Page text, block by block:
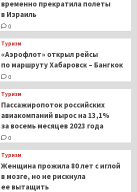
временно прекратила полеты
в Израиль
0
Туризм
«Аэрофлот» открыл рейсы
по маршруту Хабаровск – Бангкок
0
Туризм
Пассажиропоток российских
авиакомпаний вырос на 13,1%
за восемь месяцев 2023 года
0
Туризм
Женщина прожила 80 лет с иглой
в мозге, но не рискнула
ее вытащить